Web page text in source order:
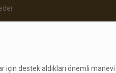
destek aldıkları önemli